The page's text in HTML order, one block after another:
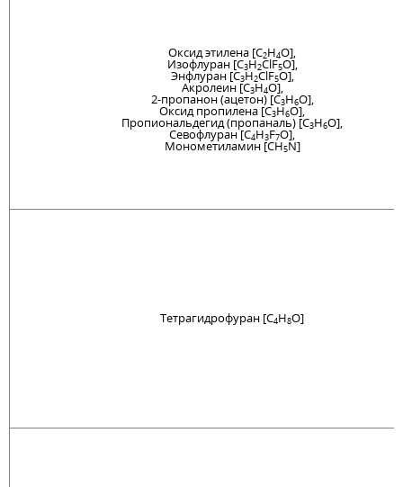
Оксид этилена [C2H4O],
Изофлуран [C3H2ClF5O],
Энфлуран [C3H2ClF5O],
Акролеин [C3H4O],
2-пропанон (ацетон) [C3H6O],
Оксид пропилена [C3H6O],
Пропиональдегид (пропаналь) [C3H6O],
Севофлуран [C4H3F7O],
Монометиламин [CH5N]
Тетрагидрофуран [C4H8O]